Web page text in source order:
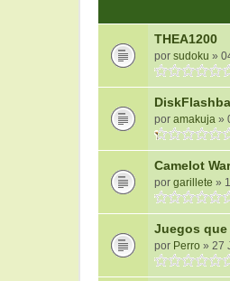
THEA1200
por sudoku »
por amakuja »
Camelot
por garillete »
Juegos
por Perro » 27